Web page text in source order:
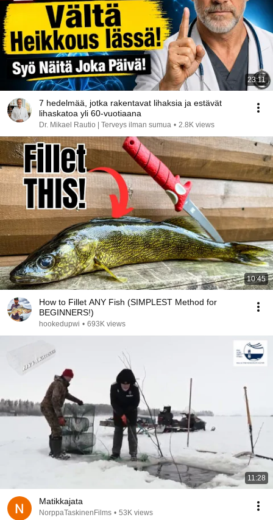
23:11
7 hedelmää, jotka rakentavat lihaksia ja estävät
lihaskatoa yli 60-vuotiaana
Dr. Mikael Rautio | Terveys ilman sumua • 2.8K views
10:45
How to Fillet ANY Fish (SIMPLEST Method for
BEGINNERS!)
hookedupwi • 693K views
11:28
Matikkajata
NorppaTaskinenFilms • 53K views